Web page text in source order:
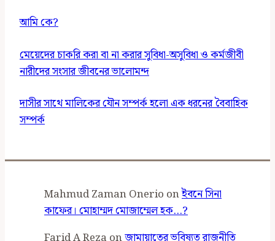
আমি কে?
মেয়েদের চাকরি করা বা না করার সুবিধা-অসুবিধা ও কর্মজীবী
নারীদের সংসার জীবনের ভালোমন্দ
দাসীর সাথে মালিকের যৌন সম্পর্ক হলো এক ধরনের বৈবাহিক
সম্পর্ক
Mahmud Zaman Onerio onইবনে সিনা
কাফের। মোহাম্মদ মোজাম্মেল হক…?